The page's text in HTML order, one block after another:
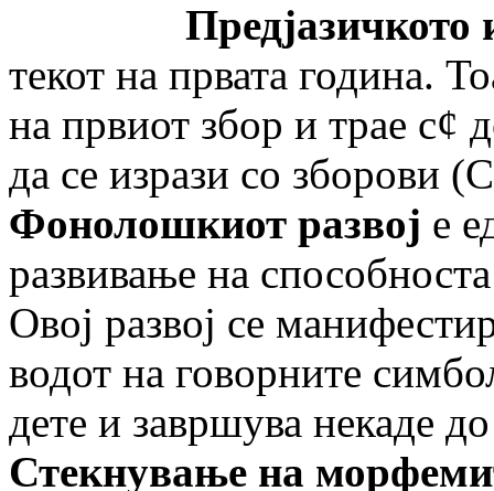
Предјазичкото
текот на првата година.
на првиот збор и трае с¢
да се изрази со зборови
Фонолошкиот развој е
развивање на
Овој развој се
водот на говорните
дете и завршува некаде
Стекнување на